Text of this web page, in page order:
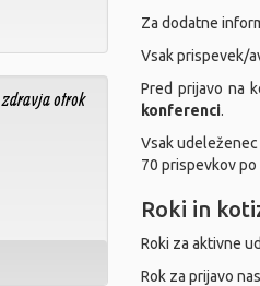
otrok
Za dodatne
Vsak prispevek/
Pred prijavo na
konferenci.
Vsak
70 prispevkov
Roki in
Roki za aktivne
Rok za prijavo